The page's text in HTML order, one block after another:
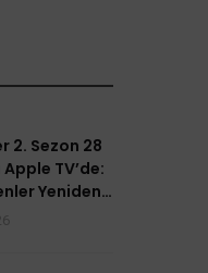
2. Sezon 28
TV’de:
Yeniden